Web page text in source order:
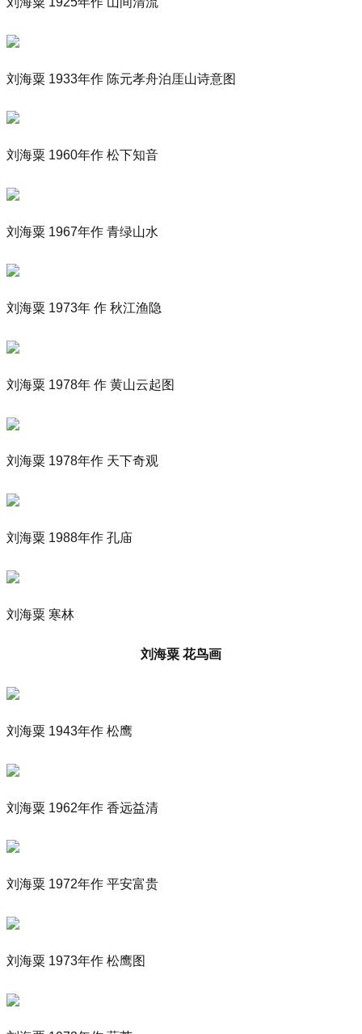
刘海粟 1933年作 陈元孝舟泊厓山诗意图
刘海粟 1960年作 松下知音
刘海粟 1967年作 青绿山水
刘海粟 1973年 作 秋江渔隐
刘海粟 1978年 作 黄山云起图
刘海粟 1978年作 天下奇观
刘海粟 1988年作 孔庙
刘海粟 寒林
刘海粟 花鸟画
刘海粟 1943年作 松鹰
刘海粟 1962年作 香远益清
刘海粟 1972年作 平安富贵
刘海粟 1973年作 松鹰图